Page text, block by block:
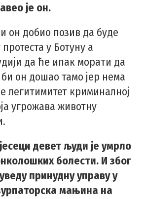
је он.
он добио позив да буде
у Ботуну а
да ће ипак морати да
он дошао тамо јер нема
легитимитет криминалној
угрожава животну
девет људи је умрло
болести. И због
принудну управу у
мањина на